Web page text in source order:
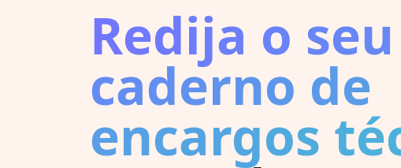
Redija o seu
caderno de
encargos